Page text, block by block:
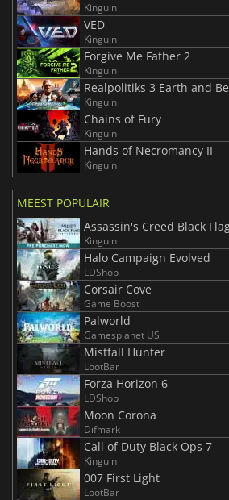
Kinguin
VED
Kinguin
Forgive Me Father 2
Kinguin
Realpolitiks 3 Earth and
Kinguin
Chains of Fury
Kinguin
Hands of Necromancy II
Kinguin
MEEST POPULAIR
Assassin's Creed Black
Kinguin
Halo Campaign Evolved
LDShop
Corsair Cove
Game Boost
Palworld
Gamesplanet US
Mistfall Hunter
LootBar
Forza Horizon 6
LDShop
Moon Corona
Difmark
Call of Duty Black Ops 7
Kinguin
007 First Light
LootBar